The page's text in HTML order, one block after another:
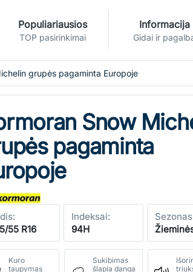
Populiariausios
TOP pasirinkimai
Informacija
Gidai ir
grupės pagaminta Europoje
Snow
pagaminta
55 R16
Indeksai:
94H
Kuro
taupymas
Sukibimas
šlapia danga